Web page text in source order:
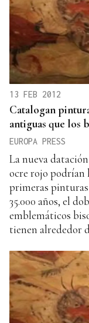
13 FEB 2012
Catalogan
antiguas que los
EUROPA PRESS
La nueva
ocre rojo podrían
primeras
35.000 años, el
emblemáticos
tienen alrededor